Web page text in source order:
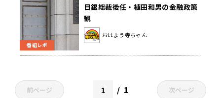
番組レポ
日銀総裁後任・植田和男の金融政策
観
おはよう寺ちゃん
前ページ 1 次ページ